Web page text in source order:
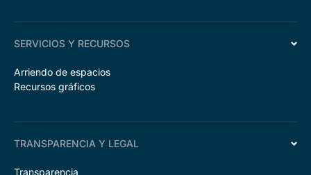
SERVICIOS Y RECURSOS
Arriendo de espacios
Recursos gráficos
TRANSPARENCIA Y LEGAL
Transparencia